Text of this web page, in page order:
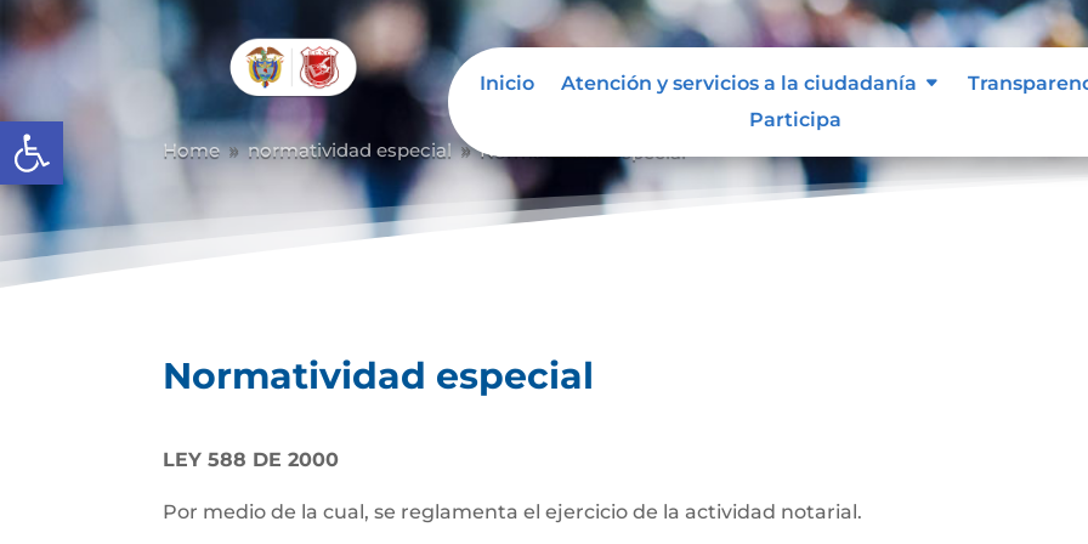
Abrir barra de herramientas
Inicio Atención y servicios a la ciudadanía
Participa
Home 9 normatividad especial 9 Normatividad especial
Normatividad especial
LEY 588 DE 2000
Por medio de la cual, se reglamenta el ejercicio de la actividad notarial.